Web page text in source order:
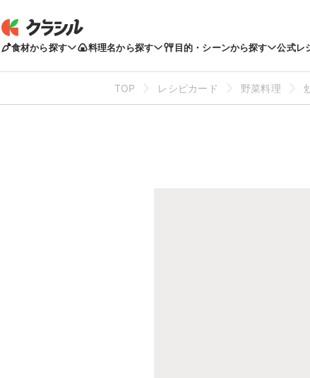
食材から探す 料理名から探す 目的・シーンから探す 公式レ
TOP レシピカード 野菜料理